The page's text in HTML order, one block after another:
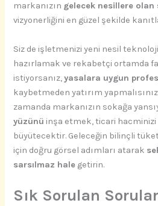
markanızın gelecek nesillere olan
vizyonerliğini en güzel şekilde
Siz de işletmenizi yeni nesil
hazırlamak ve rekabetçi ortamda
istiyorsanız,yasalara uygun
kaybetmeden yatırım
zamanda markanızın sokağa
yüzünü inşa etmek, ticari
büyütecektir. Geleceğin bilinçli
için doğru görsel adımları atarak
sarsılmaz hale getirin.
Sık Sorulan Sorular